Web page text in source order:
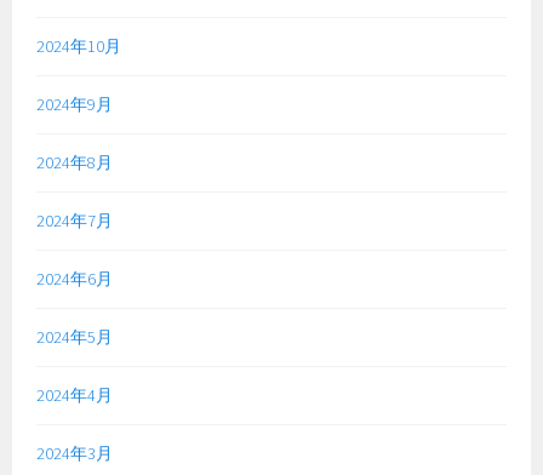
2024年10月
2024年9月
2024年8月
2024年7月
2024年6月
2024年5月
2024年4月
2024年3月